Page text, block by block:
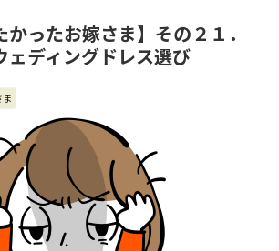
かったお嫁さま】その２１．
ェディングドレス選び
ま